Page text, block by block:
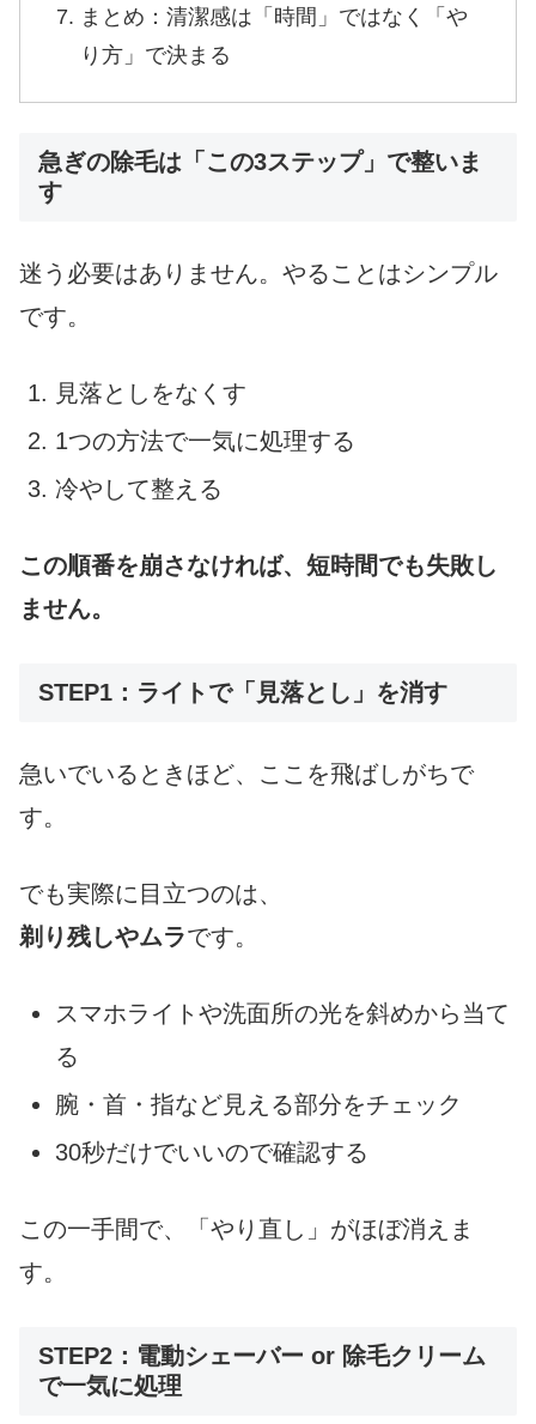
まとめ：清潔感は「時間」ではなく「や
り方」で決まる
急ぎの除毛は「この3ステップ」で整いま
す
迷う必要はありません。やることはシンプル
です。
見落としをなくす
1つの方法で一気に処理する
冷やして整える
この順番を崩さなければ、短時間でも失敗し
ません。
STEP1：ライトで「見落とし」を消す
急いでいるときほど、ここを飛ばしがちで
す。
でも実際に目立つのは、
剃り残しやムラです。
スマホライトや洗面所の光を斜めから当て
る
腕・首・指など見える部分をチェック
30秒だけでいいので確認する
この一手間で、「やり直し」がほぼ消えま
す。
STEP2：電動シェーバー or 除毛クリーム
で一気に処理